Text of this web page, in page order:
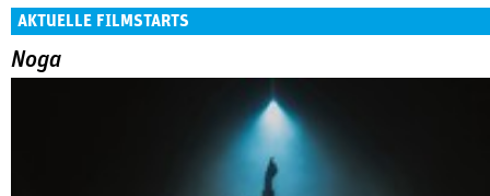
AKTUELLE FILMSTARTS
Noga